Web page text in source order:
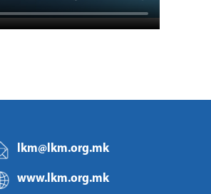
lkm@lkm.org.mk
www.lkm.org.mk